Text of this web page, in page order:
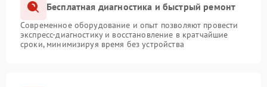
Бесплатная диагностика и быстрый ремонт
Современное оборудование и опыт позволяют провести
экспресс-диагностику и восстановление в кратчайшие
сроки, минимизируя время без устройства